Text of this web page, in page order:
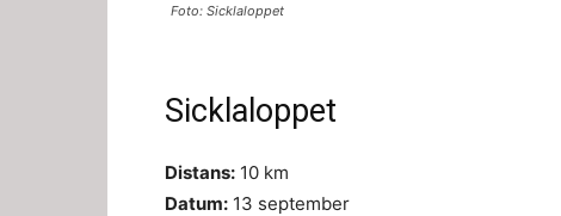
Foto: Sicklaloppet
Sicklaloppet
Distans: 10 km
Datum: 13 september